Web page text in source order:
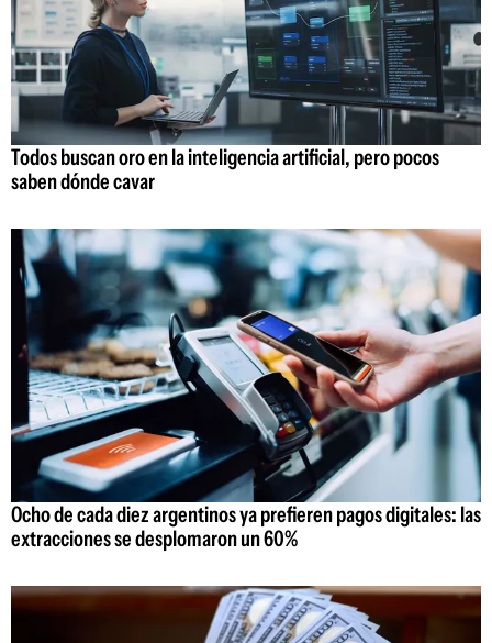
Todos buscan oro en la inteligencia artificial, pero pocos
saben dónde cavar
Ocho de cada diez argentinos ya prefieren pagos digitales: las
extracciones se desplomaron un 60%